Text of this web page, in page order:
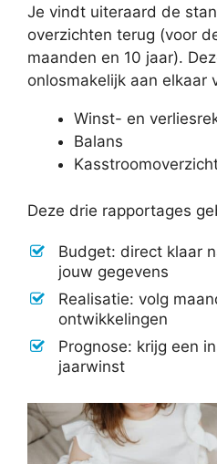
Je vindt uiteraard de
overzichten terug (voor
maanden en 10 jaar).
onlosmakelijk aan elkaar
Winst- en
Balans
Deze drie rapportages
Budget: direct klaar
jouw gegevens
Realisatie: volg
ontwikkelingen
Prognose: krijg een
jaarwinst